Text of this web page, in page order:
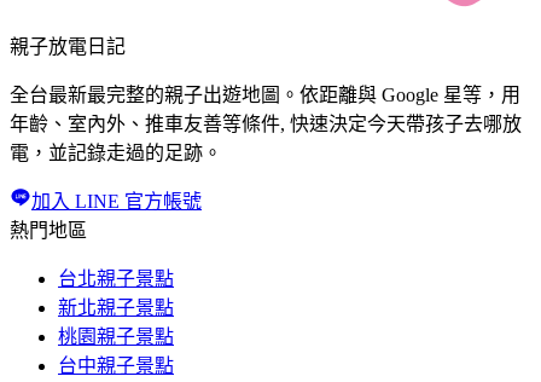
親子放電日記
全台最新最完整的親子出遊地圖。依距離與 Google 星等，用
年齡、室內外、推車友善等條件, 快速決定今天帶孩子去哪放
電，並記錄走過的足跡。
加入 LINE 官方帳號
熱門地區
台北親子景點
新北親子景點
桃園親子景點
台中親子景點